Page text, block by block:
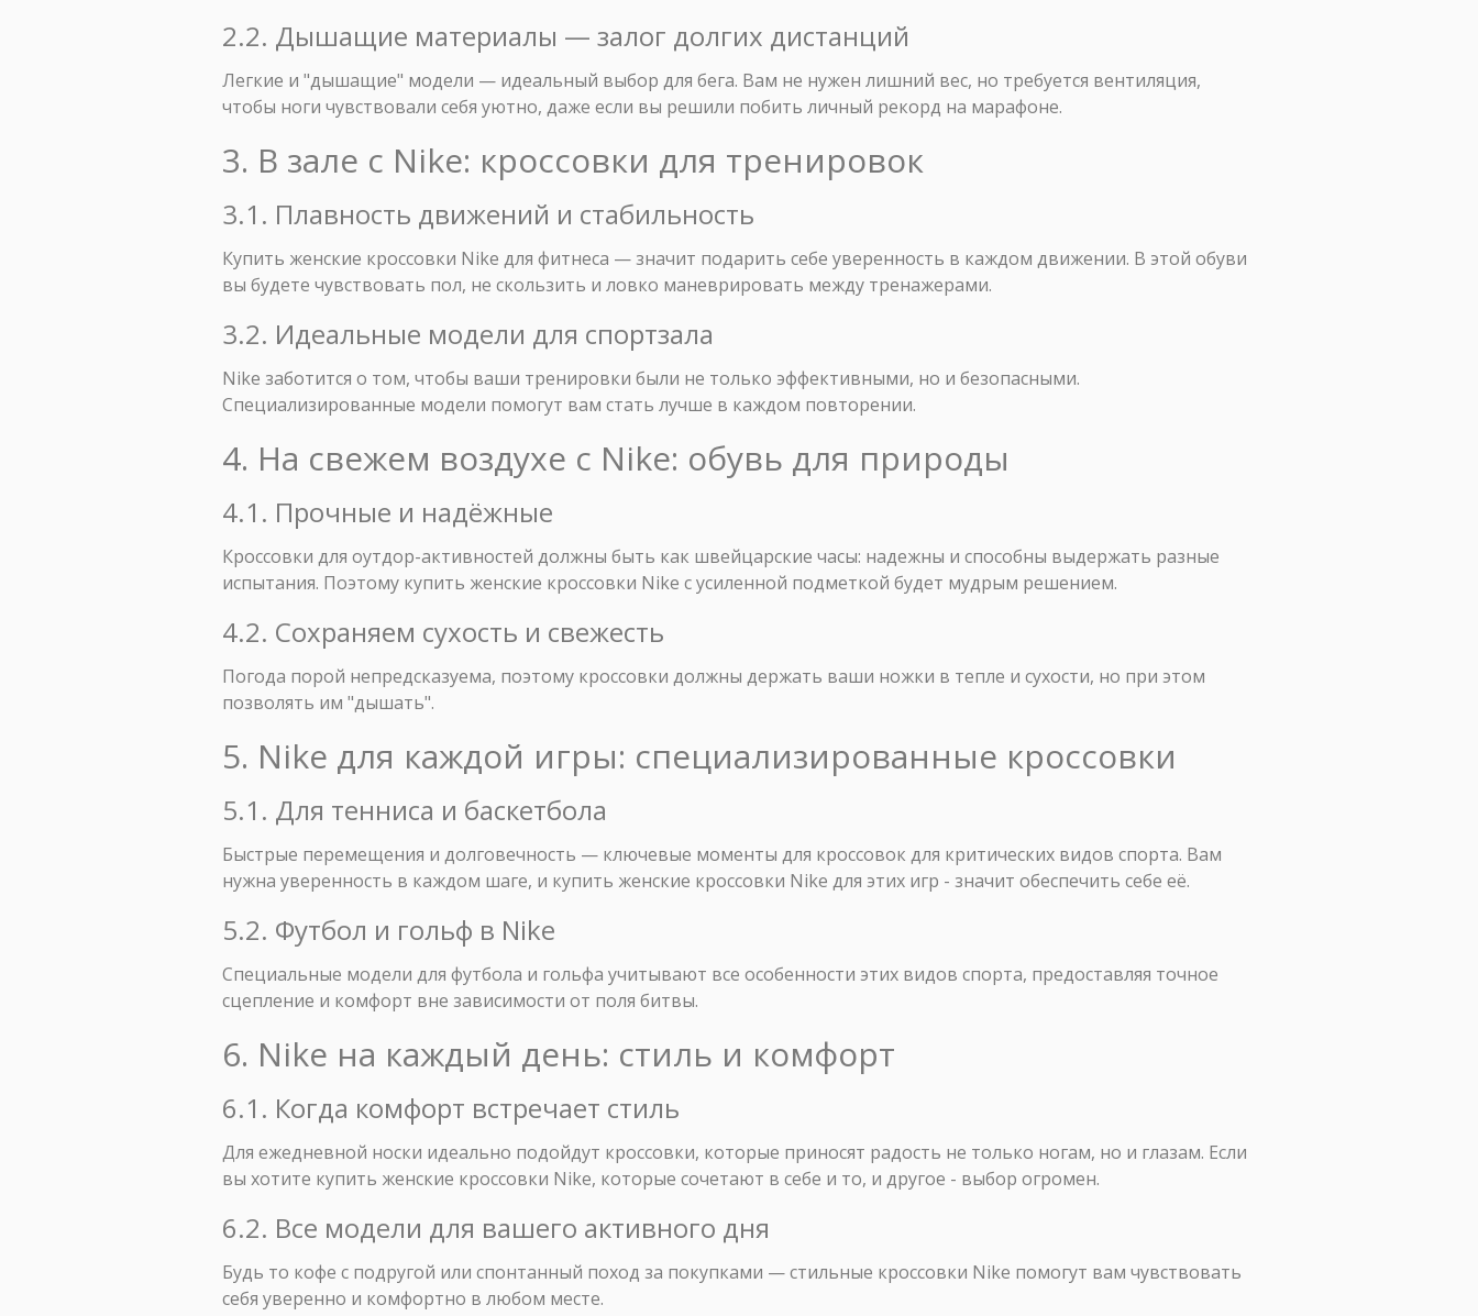
2.2. Дышащие материалы — залог долгих дистанций
Легкие и "дышащие" модели — идеальный выбор для бега. Вам не нужен лишний вес, но требуется вентиляция,
чтобы ноги чувствовали себя уютно, даже если вы решили побить личный рекорд на марафоне.
3. В зале с Nike: кроссовки для тренировок
3.1. Плавность движений и стабильность
Купить женские кроссовки Nike для фитнеса — значит подарить себе уверенность в каждом движении. В этой обуви
вы будете чувствовать пол, не скользить и ловко маневрировать между тренажерами.
3.2. Идеальные модели для спортзала
Nike заботится о том, чтобы ваши тренировки были не только эффективными, но и безопасными.
Специализированные модели помогут вам стать лучше в каждом повторении.
4. На свежем воздухе с Nike: обувь для природы
4.1. Прочные и надёжные
Кроссовки для оутдор-активностей должны быть как швейцарские часы: надежны и способны выдержать разные
испытания. Поэтому купить женские кроссовки Nike с усиленной подметкой будет мудрым решением.
4.2. Сохраняем сухость и свежесть
Погода порой непредсказуема, поэтому кроссовки должны держать ваши ножки в тепле и сухости, но при этом
позволять им "дышать".
5. Nike для каждой игры: специализированные кроссовки
5.1. Для тенниса и баскетбола
Быстрые перемещения и долговечность — ключевые моменты для кроссовок для критических видов спорта. Вам
нужна уверенность в каждом шаге, и купить женские кроссовки Nike для этих игр - значит обеспечить себе её.
5.2. Футбол и гольф в Nike
Специальные модели для футбола и гольфа учитывают все особенности этих видов спорта, предоставляя точное
сцепление и комфорт вне зависимости от поля битвы.
6. Nike на каждый день: стиль и комфорт
6.1. Когда комфорт встречает стиль
Для ежедневной носки идеально подойдут кроссовки, которые приносят радость не только ногам, но и глазам. Если
вы хотите купить женские кроссовки Nike, которые сочетают в себе и то, и другое - выбор огромен.
6.2. Все модели для вашего активного дня
Будь то кофе с подругой или спонтанный поход за покупками — стильные кроссовки Nike помогут вам чувствовать
себя уверенно и комфортно в любом месте.